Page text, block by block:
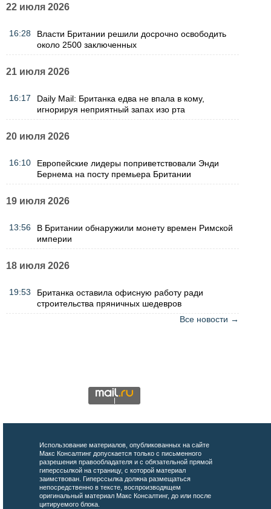
22 июля 2026
16:28
Власти Британии решили досрочно освободить
около 2500 заключенных
21 июля 2026
16:17
Daily Mail: Британка едва не впала в кому,
игнорируя неприятный запах изо рта
20 июля 2026
16:10
Европейские лидеры поприветствовали Энди
Бернема на посту премьера Британии
19 июля 2026
13:56
В Британии обнаружили монету времен Римской
империи
18 июля 2026
19:53
Британка оставила офисную работу ради
строительства пряничных шедевров
Все новости →
Использование материалов, опубликованных на сайте
Макс Консалтинг допускается только с письменного
разрешения правообладателя и с обязательной прямой
гиперссылкой на страницу, с которой материал
заимствован. Гиперссылка должна размещаться
непосредственно в тексте, воспроизводящем
оригинальный материал Макс Консалтинг, до или после
цитируемого блока.